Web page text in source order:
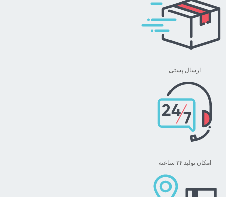
ارسال پستی
امکان تولید ۲۴ ساعته